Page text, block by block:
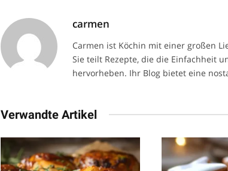
carmen
Carmen ist Köchin mit einer großen
Sie teilt Rezepte, die die Einfachheit
hervorheben. Ihr Blog bietet eine
Verwandte Artikel